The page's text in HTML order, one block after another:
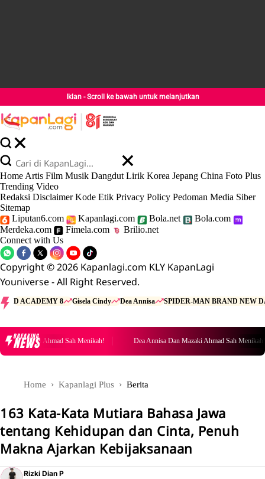
Iklan - Scroll ke bawah untuk melanjutkan
Home Artis Film Musik Dangdut Lirik Korea Jepang China Foto Plus
Trending Video
Redaksi Disclaimer Kode Etik Privacy Policy Pedoman Media Siber
Sitemap
Liputan6.com
Kapanlagi.com Bola.net
Bola.com
Merdeka.com
Fimela.com
Brilio.net
Connect with Us
Copyright © 2026 Kapanlagi.com KLY KapanLagi
Youniverse - All Right Reserved.
D ACADEMY 8 Gisela Cindy Dea Annisa SPIDER-MAN BRAND NEW
BREAKING
NEWS
Mazaki Ahmad Sah Menikah! Dea Annisa Dan Mazaki Ahmad Sah Menikah!
Home Kapanlagi Plus Berita
163 Kata-Kata Mutiara Bahasa Jawa
tentang Kehidupan dan Cinta, Penuh
Makna Ajarkan Kebijaksanaan
Rizki Dian P